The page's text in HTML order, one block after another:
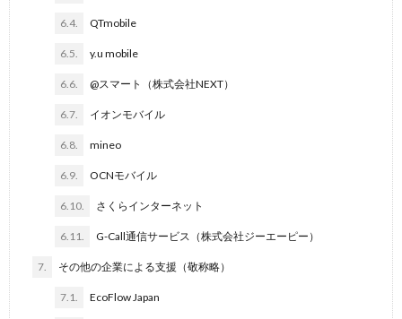
6.4. QTmobile
6.5. y.u mobile
6.6. @スマート（株式会社NEXT）
6.7. イオンモバイル
6.8. mineo
6.9. OCNモバイル
6.10. さくらインターネット
6.11. G-Call通信サービス（株式会社ジーエーピー）
7. その他の企業による支援（敬称略）
7.1. EcoFlow Japan